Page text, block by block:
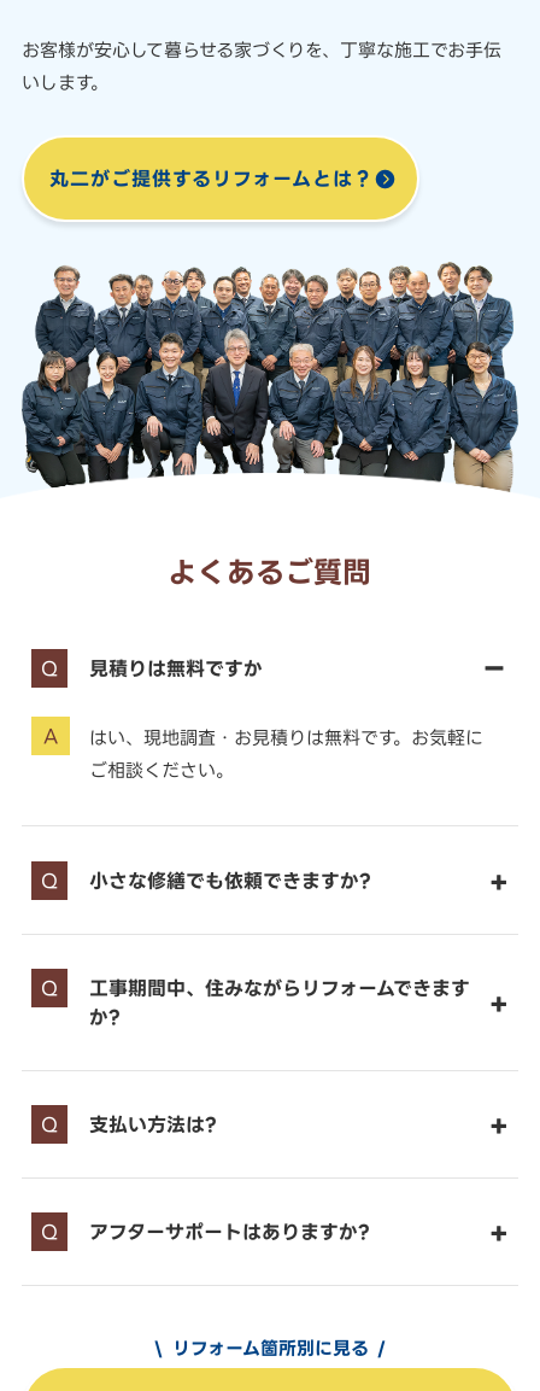
お客様が安心して暮らせる家づくりを、 丁寧な施工でお手伝
いします。
丸二がご提供する リフォームとは？
よくあるご質問
見積りは無料ですか
はい、現地調査・お見積りは無料です。お気軽に
ご相談ください。
小さな修繕でも依頼できますか?
工事期間中、住みながらリフォームできます
か?
支払い方法は?
アフターサポートはありますか?
リフォーム箇所別に見る